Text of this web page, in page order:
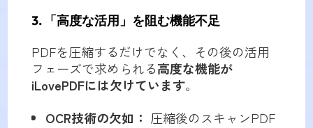
3. 「高度な活用」を阻む機能不足
PDFを圧縮するだけでなく、その後の活用
フェーズで求められる高度な機能が
iLovePDFには欠けています。
OCR技術の欠如： 圧縮後のスキャンPDF